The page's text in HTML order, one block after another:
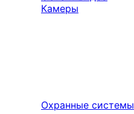
Камеры
Охранные системы